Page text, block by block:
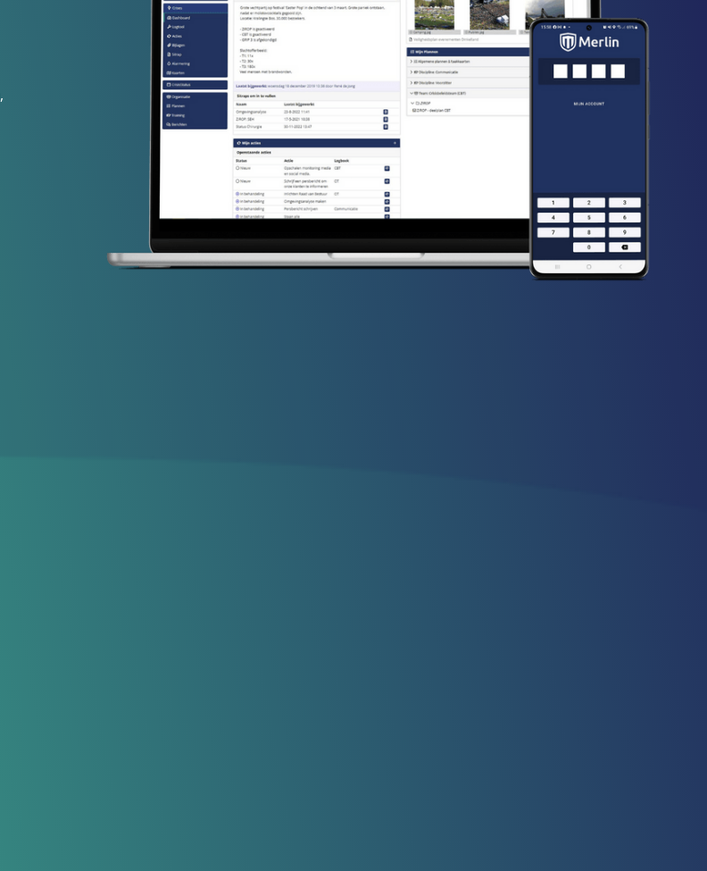
,